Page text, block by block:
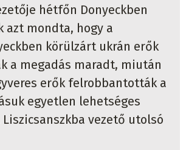
hétfőn Donyeckben
azt mondta, hogy a
körülzárt ukrán erők
a megadás maradt, miután
erők felrobbantották a
egyetlen lehetséges
vezető utolsó